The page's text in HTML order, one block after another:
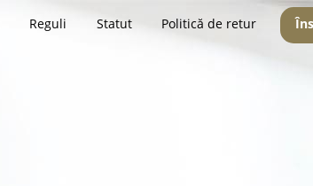
Reguli Statut Politică de retur